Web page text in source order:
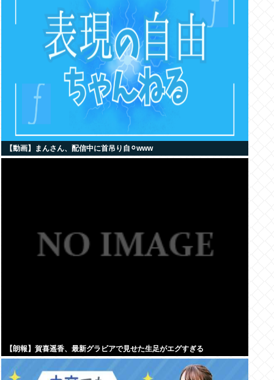
【動画】まんさん、配信中に首吊り自⚪︎www
【朗報】賀喜遥香、最新グラビアで見せた生足がエグすぎる